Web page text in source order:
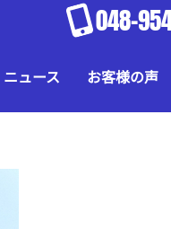
048-
ニュース お客様の声